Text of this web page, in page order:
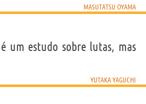
MASUTATSU OYAMA
um estudo sobre lutas, mas
YUTAKA YAGUCHI